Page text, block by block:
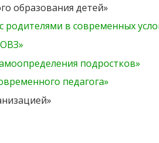
образования детей»
родителями в современных
подростков»
педагога»